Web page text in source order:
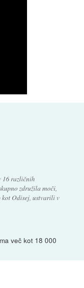
16 različnih
združila moči,
kot Odisej, ustvarili v
več kot 18 000